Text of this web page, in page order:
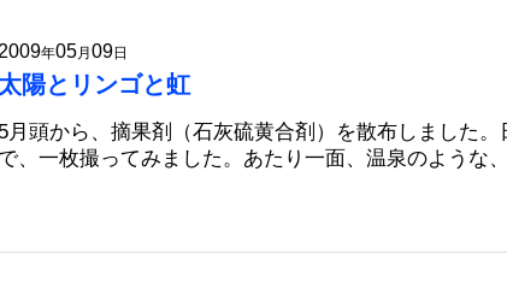
2009年05月 09日
太陽とリンゴと虹
5月頭から、摘果剤（石灰硫黄合剤）を散布しました
で、一枚撮ってみました。あたり一面、温泉のような